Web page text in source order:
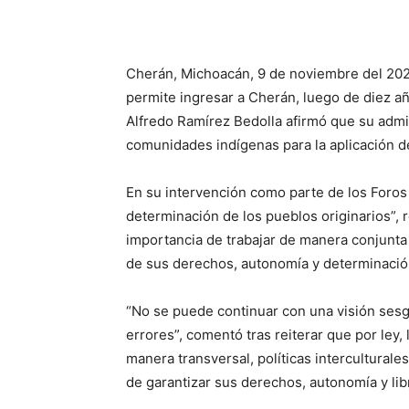
Cherán, Michoacán, 9 de noviembre del
permite ingresar a Cherán, luego de diez
Alfredo Ramírez Bedolla afirmó que su
comunidades indígenas para la aplicación
En su intervención como parte de los
determinación de los pueblos originarios”,
importancia de trabajar de manera
de sus derechos, autonomía y
“No se puede continuar con una visión
errores”, comentó tras reiterar que por
manera transversal, políticas
de garantizar sus derechos, autonomía y